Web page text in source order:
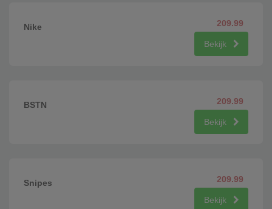
Nike 209.99
Bekijk
BSTN 209.99
Bekijk
Snipes 209.99
Bekijk